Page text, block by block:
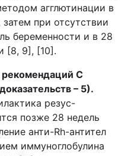
агглютинации в
при отсутствии
беременности и в 28
[8, 9], [10].
рекомендаций С
– 5).
резус-
позже 28 недель
анти-Rh-антител
иммуноглобулина